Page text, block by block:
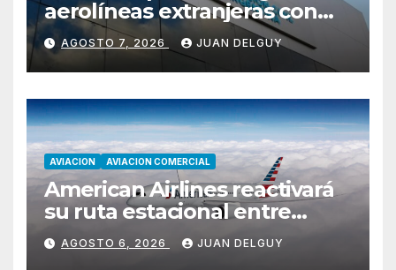
aerolíneas extranjeras con
cambios en la RAAC 129
AGOSTO 7, 2026 JUAN DELGUY
AVIACION AVIACION COMERCIAL
American Airlines reactivará
su ruta estacional entre
Miami y Montevideo con
vuelos diarios
AGOSTO 6, 2026 JUAN DELGUY